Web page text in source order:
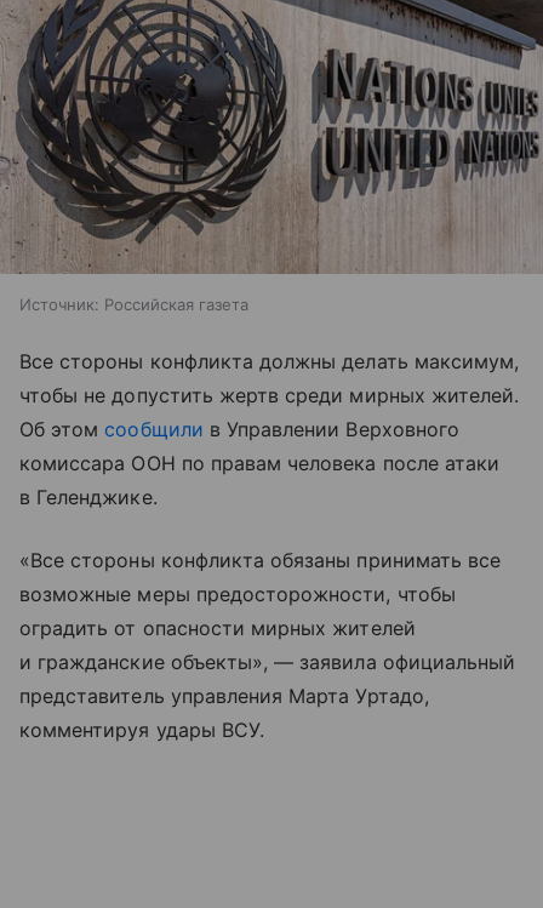
Источник: Российская газета
Все стороны конфликта должны делать максимум,
чтобы не допустить жертв среди мирных жителей.
Об этом сообщили в Управлении Верховного
комиссара ООН по правам человека после атаки
в Геленджике.
«Все стороны конфликта обязаны принимать все
возможные меры предосторожности, чтобы
оградить от опасности мирных жителей
и гражданские объекты», — заявила официальный
представитель управления Марта Уртадо,
комментируя удары ВСУ.